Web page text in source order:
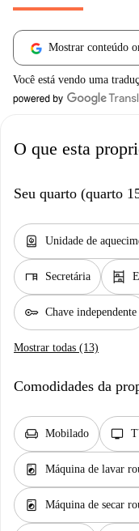
Mostrar conteúdo
Você está vendo uma
O que esta
Seu quarto (quarto
water_heater Unidade de
desk Secretária shelves
key Chave independente
Mostrar todas (13)
Comodidades da
chair Mobilado tv
local_laundry_service Máquina de lavar
local_laundry_service Máquina de secar